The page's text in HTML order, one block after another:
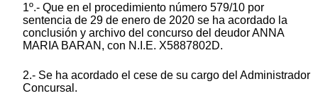
1º.- Que en el procedimiento número 579/10 por
sentencia de 29 de enero de 2020 se ha acordado la
conclusión y archivo del concurso del deudor ANNA
MARIA BARAN, con N.I.E. X5887802D.
2.- Se ha acordado el cese de su cargo del Administrador
Concursal.